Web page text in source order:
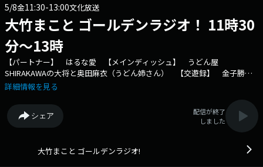
5/8金11:30-13:00文化放送
大竹まこと ゴールデンラジオ！ 11時30
分～13時
【パートナー】 はるな愛 【メインディッシュ】 うどん屋
SHIRAKAWAの大将と奥田麻衣（うどん姉さん） 【交遊録】 金子勝
(慶應義塾大学名誉教授・経済学者) 番組メールフォーム：
「https://twitter.com/1134golden」 facebookページは
「https://www.facebook.com/1134golden/」 “面白い”けれど”真
剣に”、”くだらない”けれど”正直に”。 価値観の急激な変化が迫られて
ています。 高齢者対策、団塊の世代の今後、少年犯罪、少子
詳細情報を見る
シェア
配信が終了
しました
大竹まこと ゴールデンラジオ!